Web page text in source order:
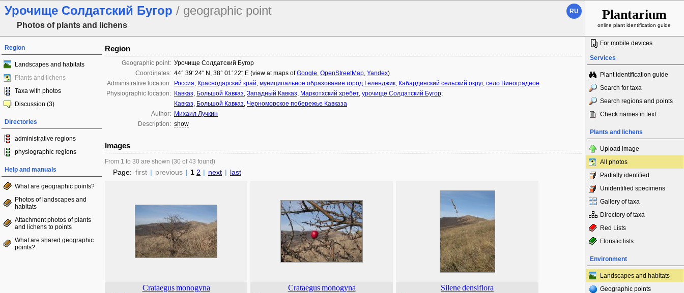
Урочище Солдатский Бугор / geographic point
Photos of plants and lichens
RU Plantarium
online plant identification guide
Region
Landscapes and habitats
Plants and lichens
Taxa with photos
Discussion (3)
Directories
administrative regions
physiographic regions
Help and manuals
What are geographic points?
Photos of landscapes and
habitats
Attachment photos of plants
and lichens to points
What are shared geographic
points?
Region
Geographic point: Урочище Солдатский Бугор
Coordinates: 44° 39′ 24″ N, 38° 01′ 22″ E (view at maps ofGoogle, OpenStreetMap, Yandex)
Administrative location: Россия, Краснодарский край, муниципальное образование город Геленджик, Кабардинский сельский округ, село Виноградное
Physiographic location: Кавказ, Большой Кавказ, Западный Кавказ, Маркотхский хребет, урочище Солдатский Бугор;
Кавказ, Большой Кавказ, Черноморское побережье Кавказа
Author: Михаил Лучкин
Description: show
Images
From 1 to 30 are shown (30 of 43 found)
Page: first | previous | 1 2 | next | last
Crataegus monogyna Crataegus monogyna Silenedensiflora
For mobile devices
Services
Plant identification guide
Search for taxa
Search regions and points
Check names in text
Plants and lichens
Upload image
All photos
Partially identified
Unidentified specimens
Gallery of taxa
Directory of taxa
Red Lists
Floristic lists
Environment
Landscapes and habitats
Geographic points